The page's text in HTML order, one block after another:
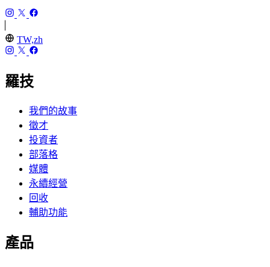
TW,zh
羅技
我們的故事
徵才
投資者
部落格
媒體
永續經營
回收
輔助功能
產品